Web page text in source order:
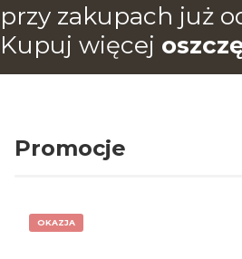
przy zakupach już
Kupuj więcej
Promocje
OKAZJA